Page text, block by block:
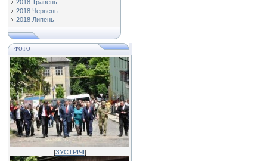
2018 Травень
2018 Червень
2018 Липень
ФОТО
[ЗУСТРІЧІ]